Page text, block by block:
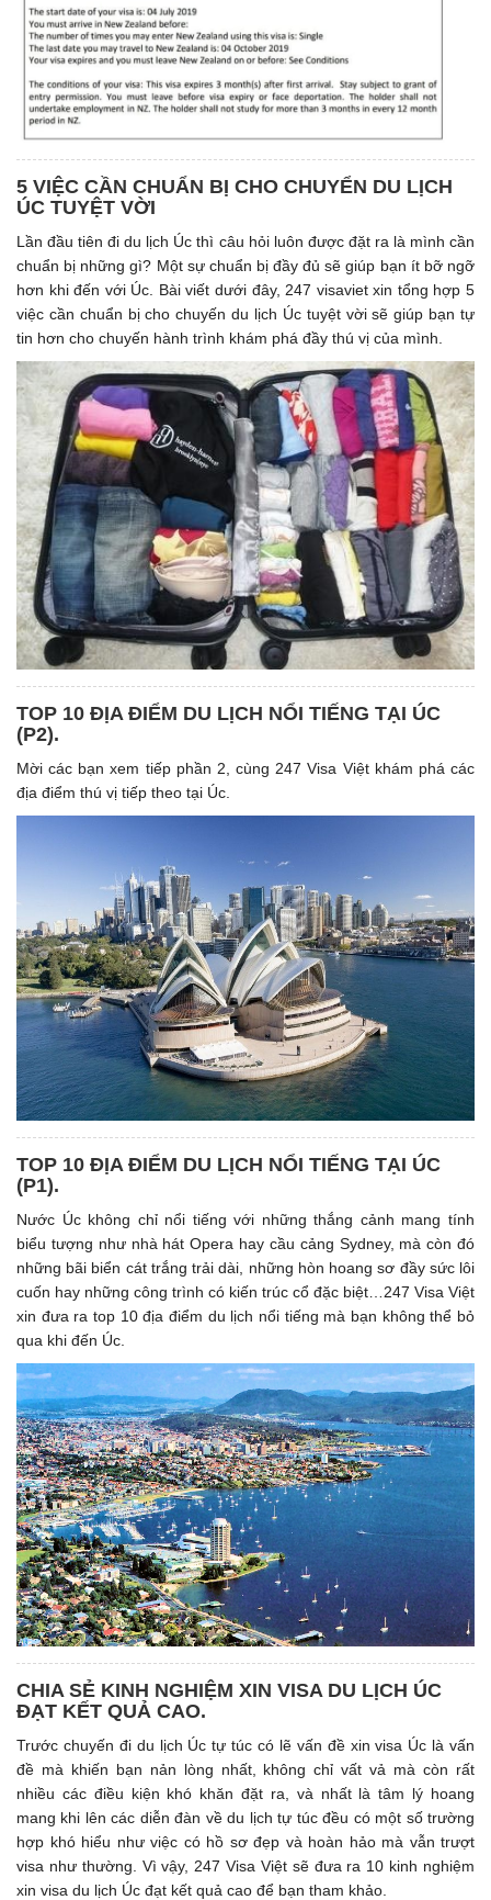
5 VIỆC CẦN CHUẨN BỊ CHO CHUYỂN DU LỊCH
ÚC TUYỆT VỜI
Lần đầu tiên đi du lịch Úc thì câu hỏi luôn được đặt ra là mình cần
chuẩn bị những gì? Một sự chuẩn bị đầy đủ sẽ giúp bạn ít bỡ ngỡ
hơn khi đến với Úc. Bài viết dưới đây, 247 visaviet xin tổng hợp 5
việc cần chuẩn bị cho chuyến du lịch Úc tuyệt vời sẽ giúp bạn tự
tin hơn cho chuyến hành trình khám phá đầy thú vị của mình.
TOP 10 ĐỊA ĐIỂM DU LỊCH NỔI TIẾNG TẠI ÚC
(P2).
Mời các bạn xem tiếp phần 2, cùng 247 Visa Việt khám phá các
địa điểm thú vị tiếp theo tại Úc.
TOP 10 ĐỊA ĐIỂM DU LỊCH NỔI TIẾNG TẠI ÚC
(P1). ​
Nước Úc không chỉ nổi tiếng với những thắng cảnh mang tính
biểu tượng như nhà hát Opera hay cầu cảng Sydney, mà còn đó
những bãi biển cát trắng trải dài, những hòn hoang sơ đầy sức lôi
cuốn hay những công trình có kiến trúc cổ đặc biệt…247 Visa Việt
xin đưa ra top 10 địa điểm du lịch nổi tiếng mà bạn không thể bỏ
qua khi đến Úc.
CHIA SẺ KINH NGHIỆM XIN VISA DU LỊCH ÚC
ĐẠT KẾT QUẢ CAO.
Trước chuyến đi du lịch Úc tự túc có lẽ vấn đề xin visa Úc là vấn
đề mà khiến bạn nản lòng nhất, không chỉ vất vả mà còn rất
nhiều các điều kiện khó khăn đặt ra, và nhất là tâm lý hoang
mang khi lên các diễn đàn về du lịch tự túc đều có một số trường
hợp khó hiểu như việc có hồ sơ đẹp và hoàn hảo mà vẫn trượt
visa như thường. Vì vậy, 247 Visa Việt sẽ đưa ra 10 kinh nghiệm
xin visa du lịch Úc đạt kết quả cao để bạn tham khảo.